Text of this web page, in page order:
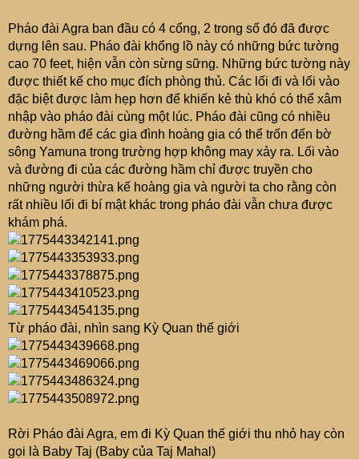
Pháo đài Agra ban đầu có 4 cổng, 2 trong số đó đã được
dựng lên sau. Pháo đài khổng lồ này có những bức tường
cao 70 feet, hiện vẫn còn sừng sững. Những bức tường này
được thiết kế cho mục đích phòng thủ. Các lối đi và lối vào
đặc biệt được làm hẹp hơn để khiến kẻ thù khó có thể xâm
nhập vào pháo đài cùng một lúc. Pháo đài cũng có nhiều
đường hầm để các gia đình hoàng gia có thể trốn đến bờ
sông Yamuna trong trường hợp không may xảy ra. Lối vào
và đường đi của các đường hầm chỉ được truyền cho
những người thừa kế hoàng gia và người ta cho rằng còn
rất nhiều lối đi bí mật khác trong pháo đài vẫn chưa được
khám phá.
Từ pháo đài, nhìn sang Kỳ Quan thế giới
Rời Pháo đài Agra, em đi Kỳ Quan thế giới thu nhỏ hay còn
gọi là Baby Taj (Baby của Taj Mahal)